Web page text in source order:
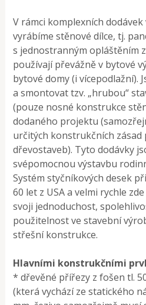
V rámci komplexních
vyrábíme stěnové dílce, tj.
s jednostranným opláštěním
používají převážně v bytové
bytové domy (i vícepodlažní).
a smontovat tzv. „hrubou“
(pouze nosné konstrukce
dodaného projektu
určitých konstrukčních
dřevostaveb). Tyto dodávky
svépomocnou výstavbu
Systém styčníkových desek
60 let z USA a velmi rychle
svoji jednoduchost,
použitelnost ve stavební
střešní konstrukce.
Hlavními konstrukčními
* dřevěné přířezy z fošen tl.
(která vychází ze statického